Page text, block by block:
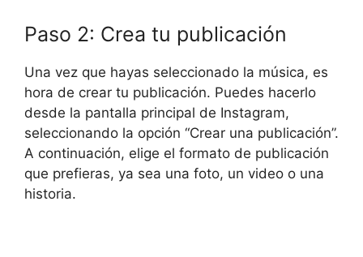
Paso 2: Crea tu publicación
Una vez que hayas seleccionado la música, es
hora de crear tu publicación. Puedes hacerlo
desde la pantalla principal de Instagram,
seleccionando la opción “Crear una publicación”.
A continuación, elige el formato de publicación
que prefieras, ya sea una foto, un video o una
historia.